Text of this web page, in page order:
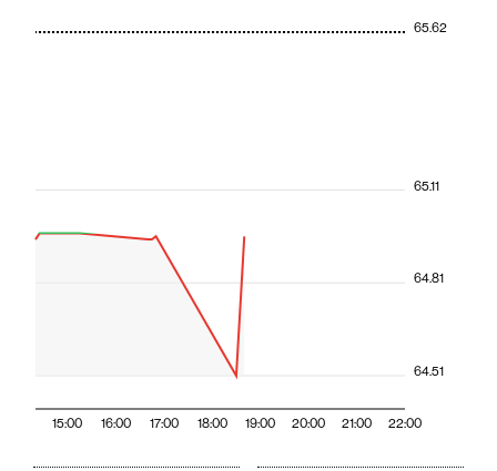
15:00 16:00 17:00 18:00 19:00 20:00 21:00 22:00
64.51
64.81
65.11
65.62